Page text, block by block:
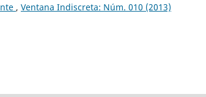
, Ventana Indiscreta: Núm. 010 (2013)